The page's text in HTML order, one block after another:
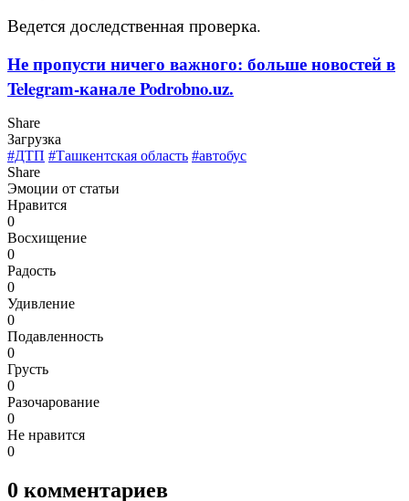
Ведется доследственная проверка.
Не пропусти ничего важного: больше новостей в
Telegram-канале Podrobno.uz.
Share
Загрузка
#ДТП #Ташкентская область #автобус
Share
Эмоции от статьи
Нравится
0
Восхищение
0
Радость
0
Удивление
0
Подавленность
0
Грусть
0
Разочарование
0
Не нравится
0
0 комментариев